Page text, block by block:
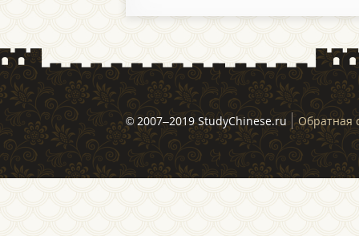
© 2007–2019 StudyChinese.ru Обратная